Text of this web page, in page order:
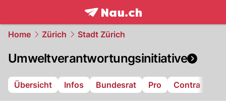
frontpage.NAU.ch
Home Zürich Stadt Zürich
Umweltverantwortungsinitiative
Übersicht Infos Bundesrat Pro Contra